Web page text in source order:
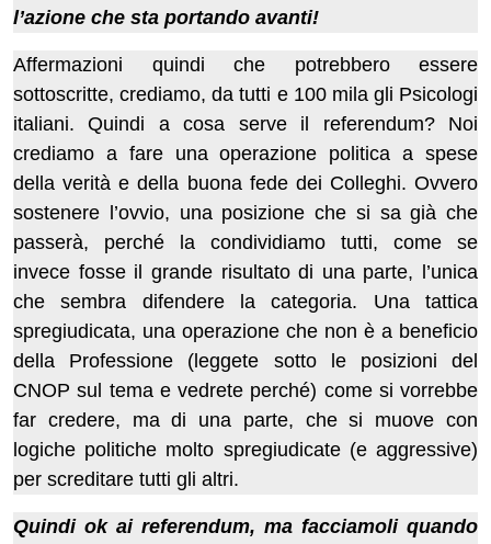
l’azione che sta portando avanti!
Affermazioni quindi che potrebbero essere
sottoscritte, crediamo, da tutti e 100 mila gli Psicologi
italiani. Quindi a cosa serve il referendum? Noi
crediamo a fare una operazione politica a spese
della verità e della buona fede dei Colleghi. Ovvero
sostenere l’ovvio, una posizione che si sa già che
passerà, perché la condividiamo tutti, come se
invece fosse il grande risultato di una parte, l’unica
che sembra difendere la categoria. Una tattica
spregiudicata, una operazione che non è a beneficio
della Professione (leggete sotto le posizioni del
CNOP sul tema e vedrete perché) come si vorrebbe
far credere, ma di una parte, che si muove con
logiche politiche molto spregiudicate (e aggressive)
per screditare tutti gli altri.
Quindi ok ai referendum, ma facciamoli quando